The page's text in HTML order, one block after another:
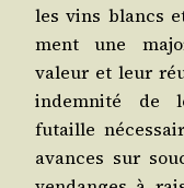
les vins blancs
ment une
valeur et leur
indem­ni­té de
futaille
avances sur